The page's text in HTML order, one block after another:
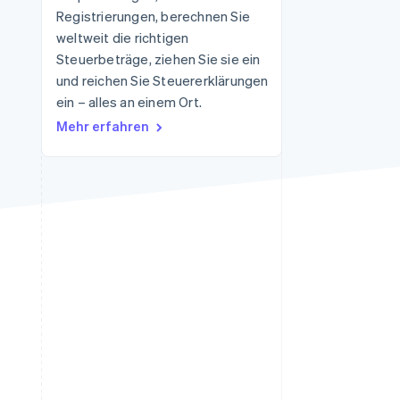
Stripe-Sessions 2026
Erfahren Sie, wie Stripe
Lösungen für die
Wirtschaftsinfrastruktur
Registrierungen, berechnen Sie
weltweit die richtigen
Steuerbeträge, ziehen Sie sie ein
und reichen Sie Steuererklärungen
ein – alles an einem Ort.
Mehr erfahren